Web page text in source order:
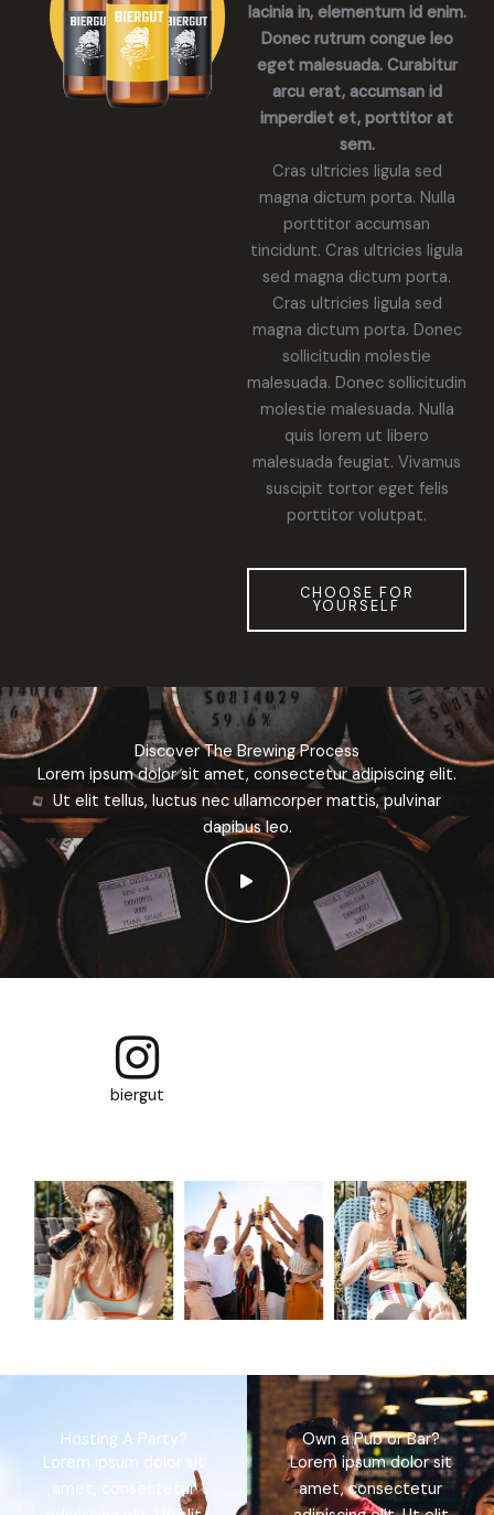
lacinia in, elementum id enim.
Donec rutrum congue leo
eget malesuada. Curabitur
arcu erat, accumsan id
imperdiet et, porttitor at
sem.
Cras ultricies ligula sed
magna dictum porta. Nulla
porttitor accumsan
tincidunt. Cras ultricies ligula
sed magna dictum porta.
Cras ultricies ligula sed
magna dictum porta. Donec
sollicitudin molestie
malesuada. Donec sollicitudin
molestie malesuada. Nulla
quis lorem ut libero
malesuada feugiat. Vivamus
suscipit tortor eget felis
porttitor volutpat.
CHOOSE FOR
YOURSELF
Discover The Brewing Process
Lorem ipsum dolor sit amet, consectetur adipiscing elit.
Ut elit tellus, luctus nec ullamcorper mattis, pulvinar
dapibus leo.
biergut
Hosting A Party?
Lorem ipsum dolor sit
amet, consectetur
Own a Pub or Bar?
Lorem ipsum dolor sit
amet, consectetur